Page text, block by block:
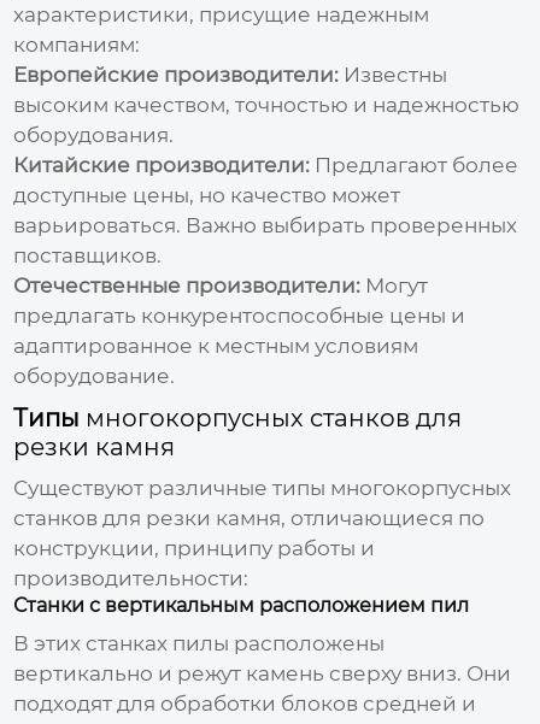
характеристики, присущие надежным
компаниям:
Европейские производители: Известны
высоким качеством, точностью и надежностью
оборудования.
Китайские производители: Предлагают более
доступные цены, но качество может
варьироваться. Важно выбирать проверенных
поставщиков.
Отечественные производители: Могут
предлагать конкурентоспособные цены и
адаптированное к местным условиям
оборудование.
Типы многокорпусных станков для
резки камня
Существуют различные типы многокорпусных
станков для резки камня, отличающиеся по
конструкции, принципу работы и
производительности:
Станки с вертикальным расположением пил
В этих станках пилы расположены
вертикально и режут камень сверху вниз. Они
подходят для обработки блоков средней и